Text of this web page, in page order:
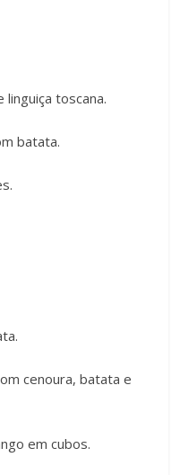
toscana.
batata.
cenoura, batata e
em cubos.